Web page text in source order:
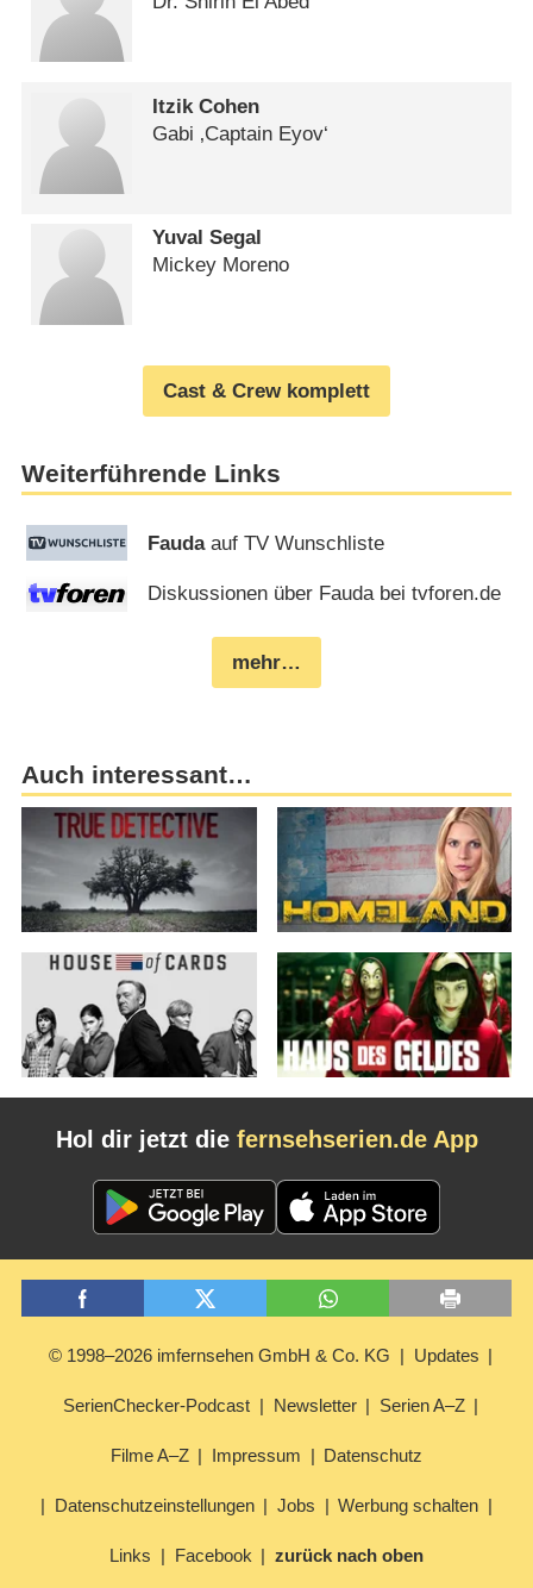
Itzik Cohen
Gabi ‚Captain Eyov‘
Yuval Segal
Mickey Moreno
Cast & Crew komplett
Weiterführende Links
Faudaauf TV Wunschliste
Diskussionen über Fauda bei tvforen.de
mehr…
Auch interessant…
Hol dir jetzt die fernsehserien.de App
© 1998–2026 imfernsehen GmbH & Co. KG Updates
SerienChecker-Podcast Newsletter Serien A–Z
Filme A–Z Impressum Datenschutz
Datenschutzeinstellungen Jobs Werbung schalten
Links Facebook zurück nach oben